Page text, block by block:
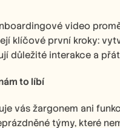
video
klíčové první kroky:
důležité interakce a
to líbí
vás žargonem ani
týmy, které